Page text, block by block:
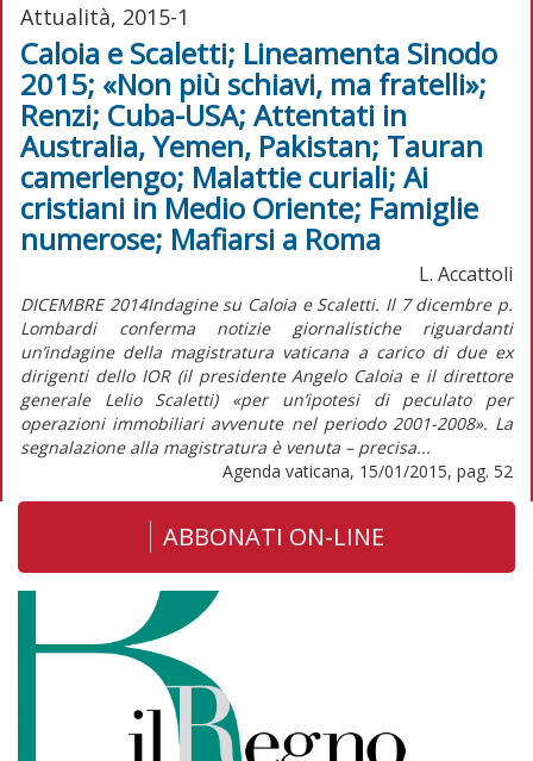
Attualità, 2015-1
Caloia e Scaletti; Lineamenta Sinodo
2015; «Non più schiavi, ma fratelli»;
Renzi; Cuba-USA; Attentati in
Australia, Yemen, Pakistan; Tauran
camerlengo; Malattie curiali; Ai
cristiani in Medio Oriente; Famiglie
numerose; Mafiarsi a Roma
L. Accattoli
DICEMBRE 2014Indagine su Caloia e Scaletti. Il 7 dicembre p.
Lombardi conferma notizie giornalistiche riguardanti
un’indagine della magistratura vaticana a carico di due ex
dirigenti dello IOR (il presidente Angelo Caloia e il direttore
generale Lelio Scaletti) «per un’ipotesi di peculato per
operazioni immobiliari avvenute nel periodo 2001-2008». La
segnalazione alla magistratura è venuta – precisa...
Agenda vaticana, 15/01/2015, pag. 52
ABBONATI ON-LINE